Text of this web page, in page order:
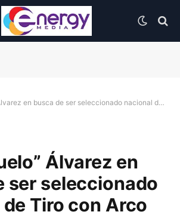
en busca de ser seleccionado nacional de Tiro con Arco
Álvarez en
ser seleccionado
Tiro con Arco